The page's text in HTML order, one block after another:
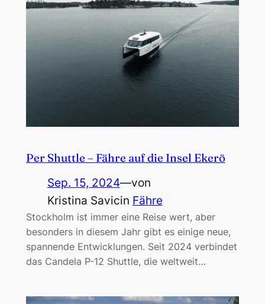
Per Shuttle – Fähre auf die Insel Ekerö
Sep. 15, 2024—von
Kristina Savicin Fähre
Stockholm ist immer eine Reise wert, aber
besonders in diesem Jahr gibt es einige neue,
spannende Entwicklungen. Seit 2024 verbindet
das Candela P-12 Shuttle, die weltweit…